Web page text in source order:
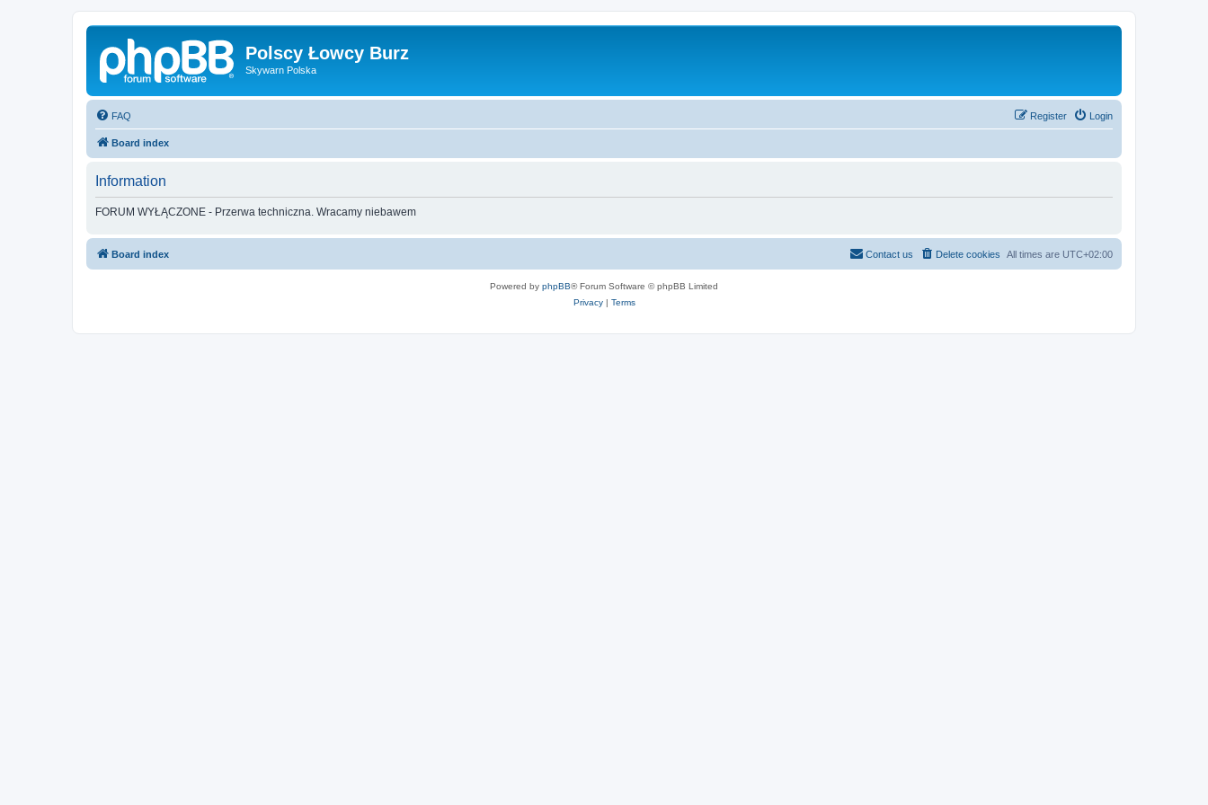
Polscy Łowcy Burz
Skywarn Polska
FAQ Login
Register
Board index
Information
FORUM WYŁĄCZONE - Przerwa techniczna. Wracamy niebawem
Board index All times are UTC+02:00
Delete cookies
Contact us
Powered by phpBB® Forum Software © phpBB Limited
Privacy| Terms